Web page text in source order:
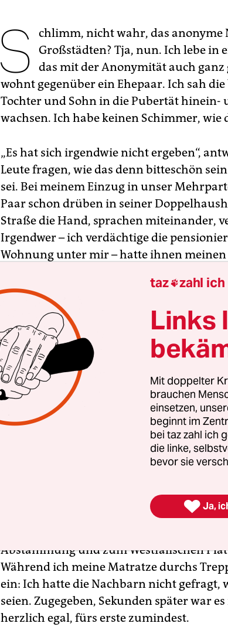
S
chlimm, nicht wahr, das anonyme
Großstädten? Tja, nun. Ich lebe in
das mit der Anonymität auch
wohnt gegenüber ein Ehepaar. Ich sah
Tochter und Sohn in die Pubertät hinein-
wachsen. Ich habe keinen Schimmer, wie
„Es hat sich irgendwie nicht ergeben“,
Leute fragen, wie das denn bitteschön
sei. Bei meinem Einzug in unser
Paar schon drüben in seiner
Straße die Hand, sprachen miteinander,
Irgendwer – ich verdächtige die
Wohnung unter mir – hatte ihnen meinen
Sie erkundigten sich, ob ich englische
Abstammung und zum Westfälischen
Während ich meine Matratze durchs
ein: Ich hatte die Nachbarn nicht gefragt,
seien. Zugegeben, Sekunden später war
herzlich egal, fürs erste zumindest.
taz zahl ich
Links
Mit doppelter
brauchen
einsetzen,
beginnt im
bei taz zahl ich
die linke,
bevor sie
 Ja,